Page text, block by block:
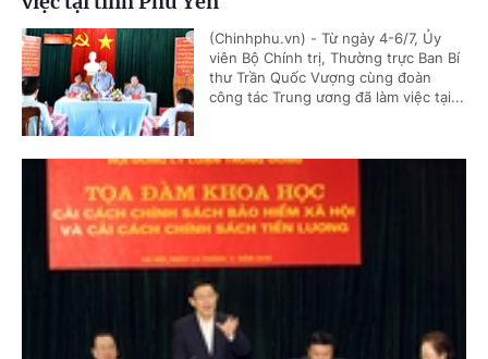
(Chinhphu.vn) - Từ ngày 4-6/7, Ủy
viên Bộ Chính trị, Thường trực Ban Bí
thư Trần Quốc Vượng cùng đoàn
công tác Trung ương đã làm việc tại...